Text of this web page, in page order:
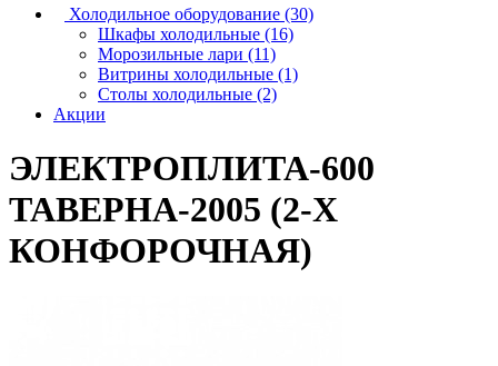
Холодильное оборудование (30)
Шкафы холодильные (16)
Морозильные лари (11)
Витрины холодильные (1)
Столы холодильные (2)
Акции
ЭЛЕКТРОПЛИТА-600
ТАВЕРНА-2005 (2-Х
КОНФОРОЧНАЯ)